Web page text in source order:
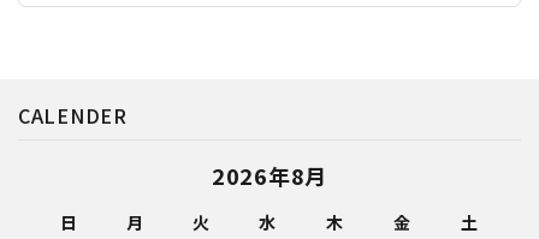
CALENDER
2026年8月
日 月 火 水 木 金
土